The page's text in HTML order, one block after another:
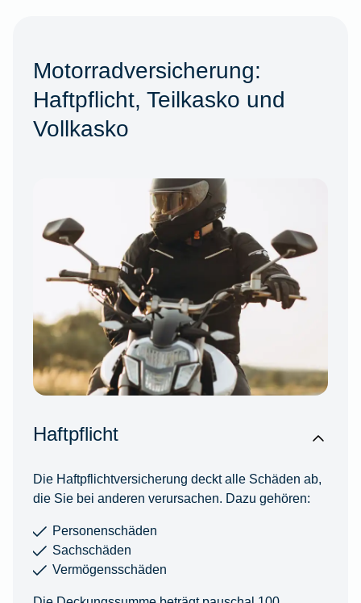
Motorradversicherung:
Haftpflicht, Teilkasko und
Vollkasko
Haftpflicht
Die Haftpflichtversicherung deckt alle Schäden ab,
die Sie bei anderen verursachen. Dazu gehören:
Personenschäden
Sachschäden
Vermögensschäden